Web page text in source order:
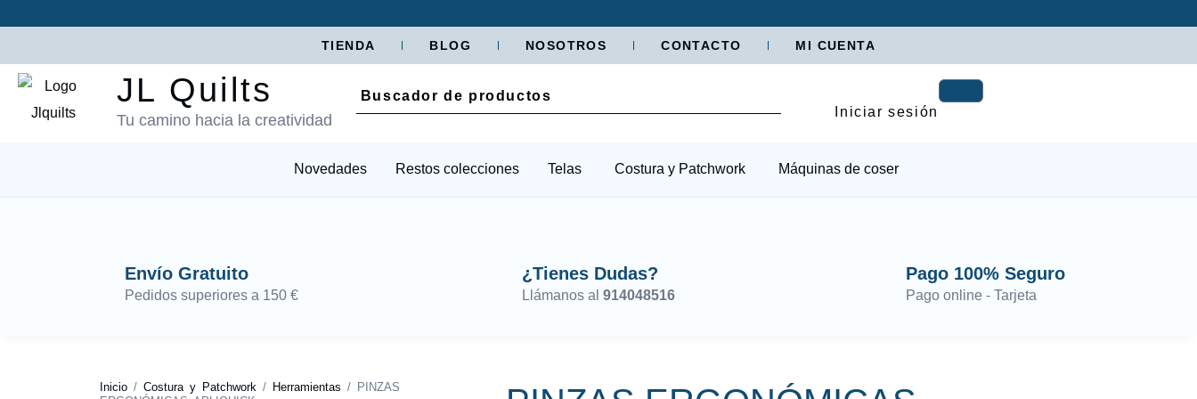
TIENDA BLOG NOSOTROS CONTACTO MI CUENTA
JL Quilts
Tu camino hacia la creatividad Iniciar sesión
Novedades Restos colecciones Telas Costura y Patchwork Máquinas de coser
Envío Gratuito
Pedidos superiores a 150 €
¿Tienes Dudas?
Llámanos al 914048516
Pago 100% Seguro
Pago online - Tarjeta
Inicio / Costura y Patchwork / Herramientas / PINZAS